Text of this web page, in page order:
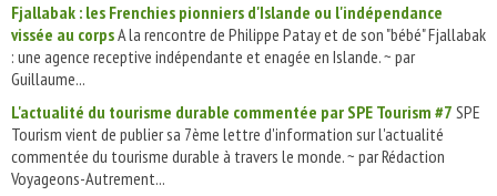
Fjallabak : les Frenchies pionniers d'Islande ou l'indépendance
vissée au corpsA la rencontre de Philippe Patay et de son "bébé" Fjallabak
: une agence receptive indépendante et enagée en Islande. ~ par
Guillaume...
L'actualité du tourisme durable commentée par SPE Tourism #7 SPE
Tourism vient de publier sa 7ème lettre d'information sur l'actualité
commentée du tourisme durable à travers le monde. ~ par Rédaction
Voyageons-Autrement...